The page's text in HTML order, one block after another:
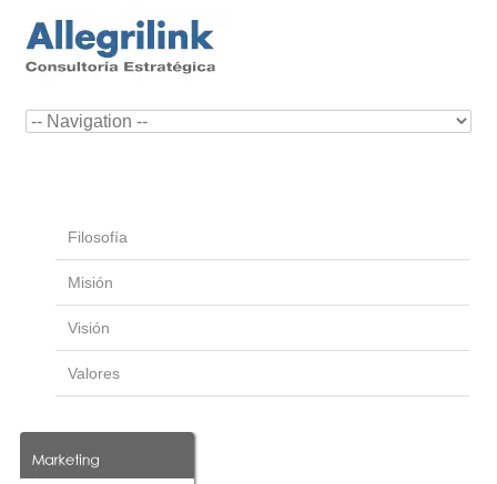
Filosofía
Misión
Visión
Valores